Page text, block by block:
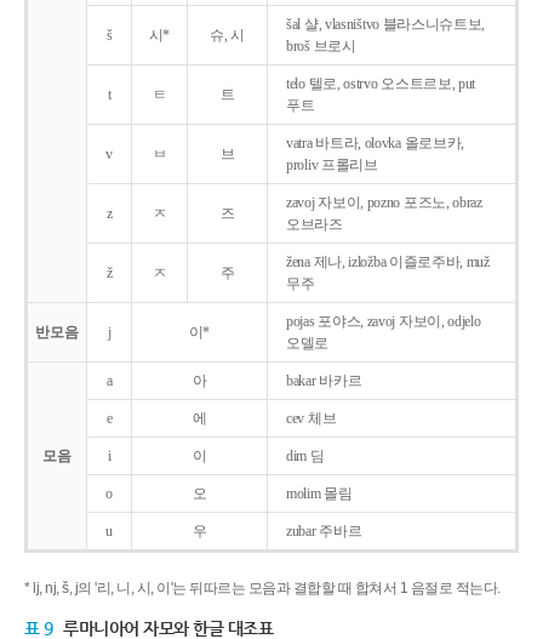
š 시* 슈, 시
šal 샬, vlasništvo 블라스니슈트보,
broš 브로시
t ㅌ 트
telo 텔로, ostrvo 오스트르보, put
푸트
v ㅂ 브
vatra 바트라, olovka 올로브카,
proliv 프롤리브
z ㅈ 즈
zavoj 자보이, pozno 포즈노, obraz
오브라즈
ž ㅈ 주
žena 제나, izložba 이즐로주바, muž
무주
반모음 j 이*
pojas 포야스, zavoj 자보이, odjelo
오델로
모음
a 아 bakar 바카르
e 에 cev 체브
i 이 dim 딤
o 오 molim 몰림
u 우 zubar 주바르
* lj, nj, š, j의 '리, 니, 시, 이'는 뒤따르는 모음과 결합할 때 합쳐서 1 음절로 적는다.
표 9 루마니아어 자모와 한글 대조표